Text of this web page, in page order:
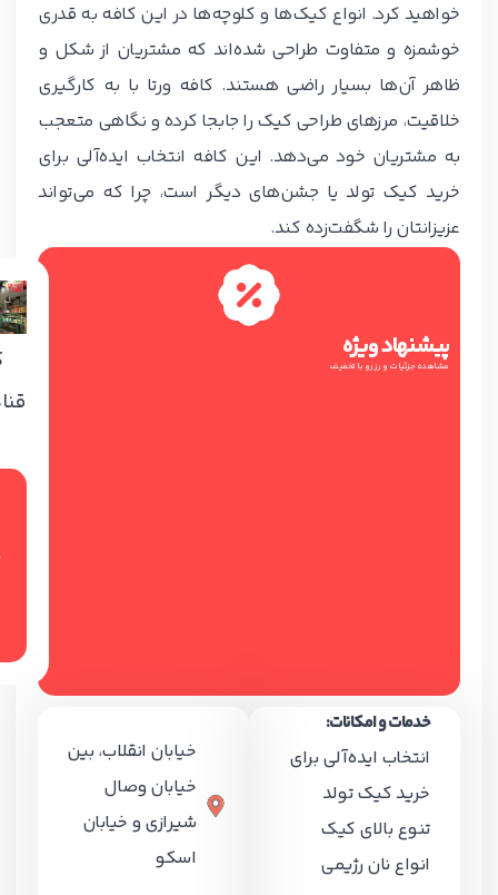
خواهید کرد. انواع کیک‌ها و کلوچه‌ها در این کافه به قدری
خوشمزه و متفاوت طراحی شده‌اند که مشتریان از شکل و
ظاهر آن‌ها بسیار راضی هستند. کافه ورتا با به کارگیری
خلاقیت، مرزهای طراحی کیک را جابجا کرده و نگاهی متعجب
به مشتریان خود می‌دهد. این کافه انتخاب ایده‌آلی برای
خرید کیک تولد یا جشن‌های دیگر است، چرا که می‌تواند
عزیزانتان را شگفت‌زده کند.
پیشنهاد ویژه
مشاهده جزئیات و رزرو با تخفیف
خدمات و امکانات:
انتخاب ایده‌آلی برای
خرید کیک تولد
تنوع بالای کیک
انواع نان رژیمی
خیابان انقلاب، بین
خیابان وصال
شیرازی و خیابان
اسکو